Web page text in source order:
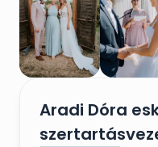
Aradi Dóra